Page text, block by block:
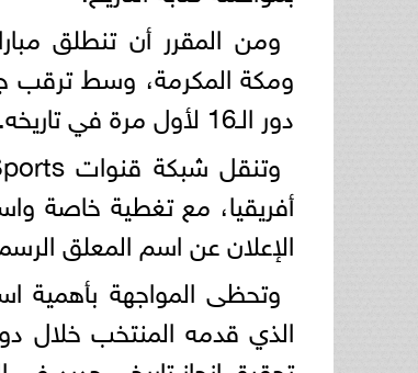
ومن المقرر أن تنطلق
ومكة المكرمة، وسط ترقب
دور الـ16 لأول مرة في تاريخه.
أفريقيا، مع تغطية خاصة
الإعلان عن اسم المعلق
وتحظى المواجهة بأهمية
الذي قدمه المنتخب خلال